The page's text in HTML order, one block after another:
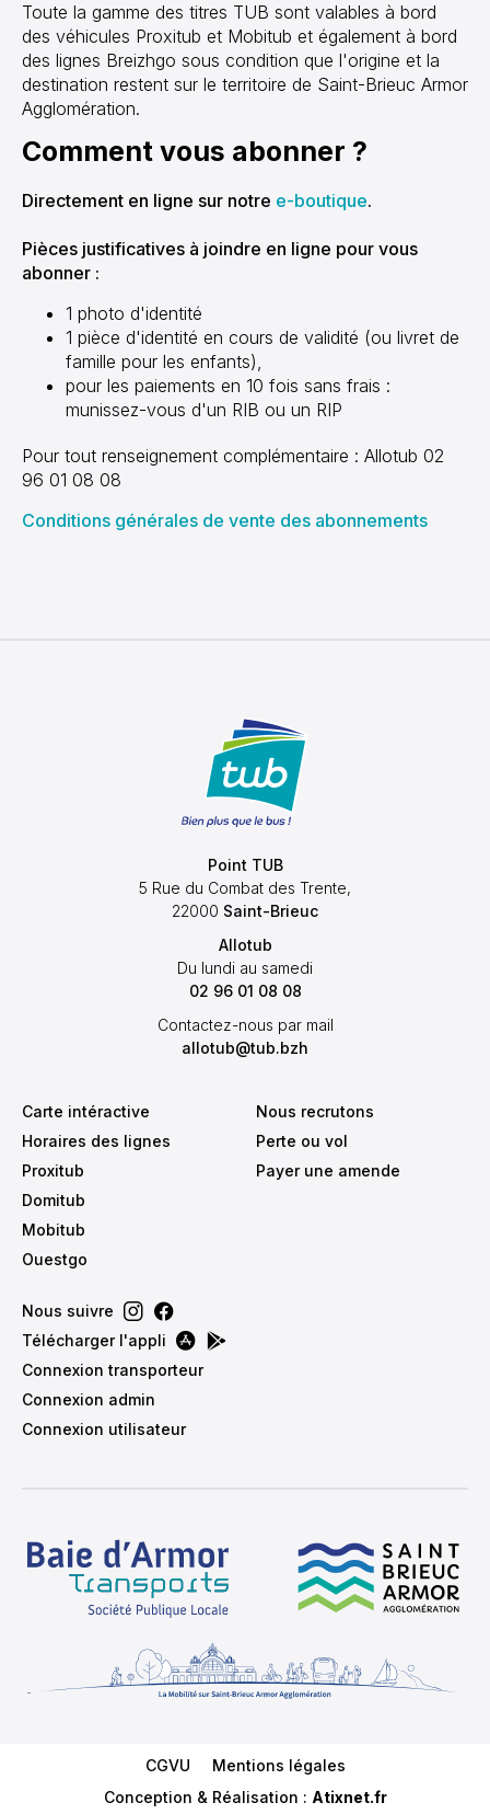
Toute la gamme des titres TUB sont valables à bord
des véhicules Proxitub et Mobitub et également à bord
des lignes Breizhgo sous condition que l'origine et la
destination restent sur le territoire de Saint-Brieuc Armor
Agglomération.
Comment vous abonner ?
Directement en ligne sur notre e-boutique.
Pièces justificatives à joindre en ligne pour vous
abonner :
1 photo d'identité
1 pièce d'identité en cours de validité (ou livret de
famille pour les enfants),
pour les paiements en 10 fois sans frais :
munissez-vous d'un RIB ou un RIP
Pour tout renseignement complémentaire : Allotub 02
96 01 08 08
Conditions générales de vente des abonnements
Point TUB
5 Rue du Combat des Trente,
22000 Saint-Brieuc
Allotub
Du lundi au samedi
02 96 01 08 08
Contactez-nous par mail
allotub@tub.bzh
Carte intéractive
Horaires des lignes
Proxitub
Domitub
Mobitub
Ouestgo
Nous recrutons
Perte ou vol
Payer une amende
Nous suivre
Télécharger l'appli
Connexion transporteur
Connexion admin
Connexion utilisateur
Menu Footer
CGVU
Mentions légales
Conception & Réalisation : Atixnet.fr